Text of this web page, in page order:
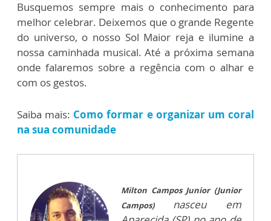
Busquemos sempre mais o conhecimento para
melhor celebrar. Deixemos que o grande Regente
do universo, o nosso Sol Maior reja e ilumine a
nossa caminhada musical. Até a próxima semana
onde falaremos sobre a regência com o alhar e
com os gestos.
Saiba mais: Como formar e organizar um coral
na sua comunidade
Milton Campos Junior (Junior
Campos) nasceu em